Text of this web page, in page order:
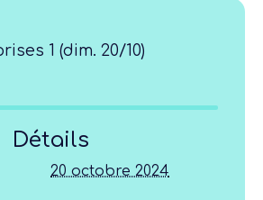
1 (dim. 20/10)
Détails
20 octobre 2024